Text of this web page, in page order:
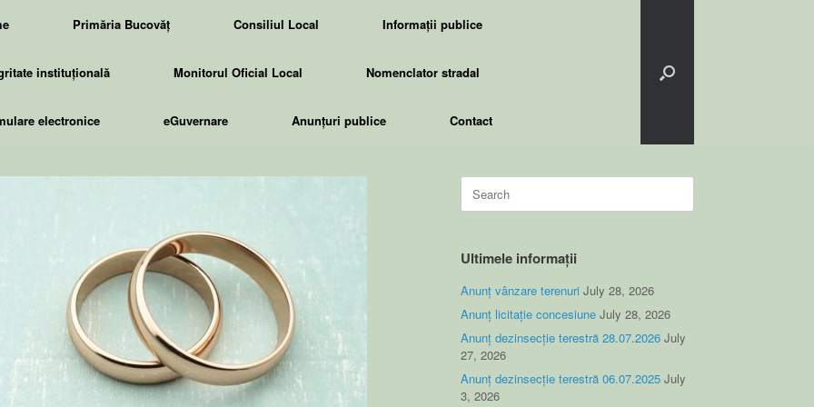
Primăria Bucovăț Consiliul Local Informații publice
instituțională Monitorul Oficial Local Nomenclator stradal
electronice eGuvernare Anunțuri publice Contact
Search
for:
Ultimele informații
Anunț vânzare terenuri July 28, 2026
Anunț licitație concesiune July 28, 2026
Anunț dezinsecție terestră 28.07.2026 July
27, 2026
Anunț dezinsecție terestră 06.07.2025 July
3, 2026